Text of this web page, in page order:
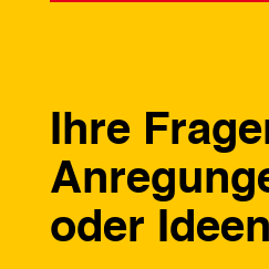
Ihre
oder Ideen